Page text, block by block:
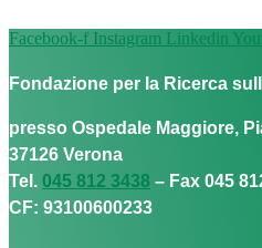
Facebook-f Instagram Linkedin
Fondazione per la Ricerca
presso Ospedale Maggiore,
37126 Verona
Tel. 045 812 3438 – Fax 045
CF: 93100600233